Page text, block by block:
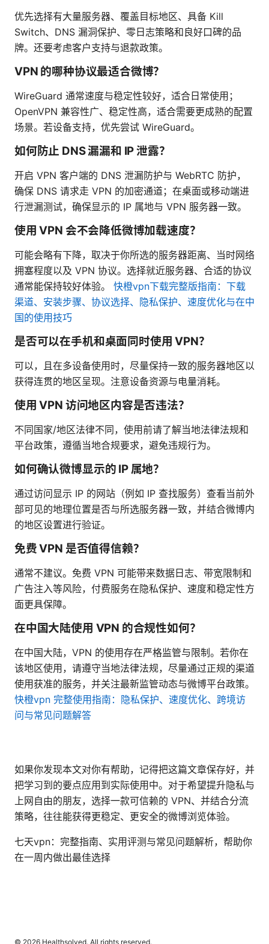
优先选择有大量服务器、覆盖目标地区、具备 Kill
Switch、DNS 漏洞保护、零日志策略和良好口碑的品
牌。还要考虑客户支持与退款政策。
VPN 的哪种协议最适合微博？
WireGuard 通常速度与稳定性较好，适合日常使用；
OpenVPN 兼容性广、稳定性高，适合需要更成熟的配置
场景。若设备支持，优先尝试 WireGuard。
如何防止 DNS 漏漏和 IP 泄露？
开启 VPN 客户端的 DNS 泄漏防护与 WebRTC 防护，
确保 DNS 请求走 VPN 的加密通道；在桌面或移动端进
行泄漏测试，确保显示的 IP 属地与 VPN 服务器一致。
使用 VPN 会不会降低微博加载速度？
可能会略有下降，取决于你所选的服务器距离、当时网络
拥塞程度以及 VPN 协议。选择就近服务器、合适的协议
通常能保持较好体验。 快橙vpn下载完整版指南：下载
渠道、安装步骤、协议选择、隐私保护、速度优化与在中
国的使用技巧
是否可以在手机和桌面同时使用 VPN？
可以，且在多设备使用时，尽量保持一致的服务器地区以
获得连贯的地区呈现。注意设备资源与电量消耗。
使用 VPN 访问地区内容是否违法？
不同国家/地区法律不同，使用前请了解当地法律法规和
平台政策，遵循当地合规要求，避免违规行为。
如何确认微博显示的 IP 属地？
通过访问显示 IP 的网站（例如 IP 查找服务）查看当前外
部可见的地理位置是否与所选服务器一致，并结合微博内
的地区设置进行验证。
免费 VPN 是否值得信赖？
通常不建议。免费 VPN 可能带来数据日志、带宽限制和
广告注入等风险，付费服务在隐私保护、速度和稳定性方
面更具保障。
在中国大陆使用 VPN 的合规性如何？
在中国大陆，VPN 的使用存在严格监管与限制。若你在
该地区使用，请遵守当地法律法规，尽量通过正规的渠道
使用获准的服务，并关注最新监管动态与微博平台政策。
快橙vpn 完整使用指南：隐私保护、速度优化、跨境访
问与常见问题解答
如果你发现本文对你有帮助，记得把这篇文章保存好，并
把学习到的要点应用到实际使用中。对于希望提升隐私与
上网自由的朋友，选择一款可信赖的 VPN、并结合分流
策略，往往能获得更稳定、更安全的微博浏览体验。
七天vpn：完整指南、实用评测与常见问题解析，帮助你
在一周内做出最佳选择
© 2026 Healthsolved. All rights reserved.